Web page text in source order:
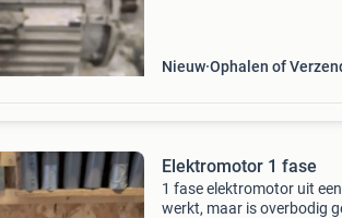
Nieuw Ophalen of
Elektromotor 1 fase
1 fase elektromotor uit
werkt, maar is overbodig